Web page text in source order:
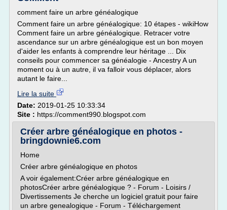
comment faire un arbre généalogique
Comment faire un arbre généalogique: 10 étapes - wikiHow
Comment faire un arbre généalogique. Retracer votre
ascendance sur un arbre généalogique est un bon moyen
d'aider les enfants à comprendre leur héritage ... Dix
conseils pour commencer sa généalogie - Ancestry A un
moment ou à un autre, il va falloir vous déplacer, alors
autant le faire...
Lire la suite
Date: 2019-01-25 10:33:34
Site : https://comment990.blogspot.com
Créer arbre généalogique en photos -
bringdownie6.com
Home
Créer arbre généalogique en photos
A voir également:Créer arbre généalogique en
photosCréer arbre généalogique ? - Forum - Loisirs /
Divertissements Je cherche un logiciel gratuit pour faire
un arbre genealogique - Forum - Téléchargement